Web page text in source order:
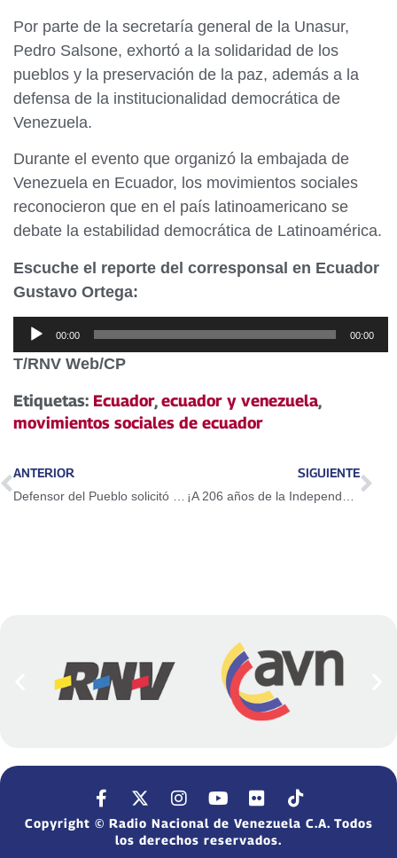
Por parte de la secretaría general de la Unasur,
Pedro Salsone, exhortó a la solidaridad de los
pueblos y la preservación de la paz, además a la
defensa de la institucionalidad democrática de
Venezuela.
Durante el evento que organizó la embajada de
Venezuela en Ecuador, los movimientos sociales
reconocieron que en el país latinoamericano se
debate la estabilidad democrática de Latinoamérica.
Escuche el reporte del corresponsal en Ecuador
Gustavo Ortega:
Reproductor
de
00:00 00:00
T/RNV Web/CP
Etiquetas: Ecuador,ecuador y venezuela,
movimientos sociales de ecuador
ANTERIOR SIGUIENTE
Copyright © Radio Nacional de Venezuela C.A. Todos
los derechos reservados.